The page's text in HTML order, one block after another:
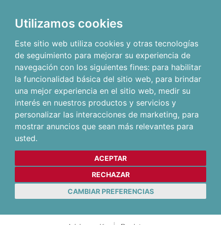
Utilizamos cookies
Este sitio web utiliza cookies y otras tecnologías
de seguimiento para mejorar su experiencia de
navegación con los siguientes fines: para habilitar
la funcionalidad básica del sitio web, para brindar
una mejor experiencia en el sitio web, medir su
interés en nuestros productos y servicios y
personalizar las interacciones de marketing, para
mostrar anuncios que sean más relevantes para
usted.
ACEPTAR
RECHAZAR
CAMBIAR PREFERENCIAS